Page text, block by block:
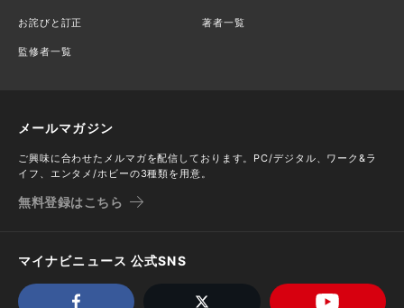
お詫びと訂正 著者一覧
監修者一覧
メールマガジン
ご興味に合わせたメルマガを配信しております。PC/デジタル、ワーク&ラ
イフ、エンタメ/ホビーの3種類を用意。
無料登録はこちら
マイナビニュース 公式SNS